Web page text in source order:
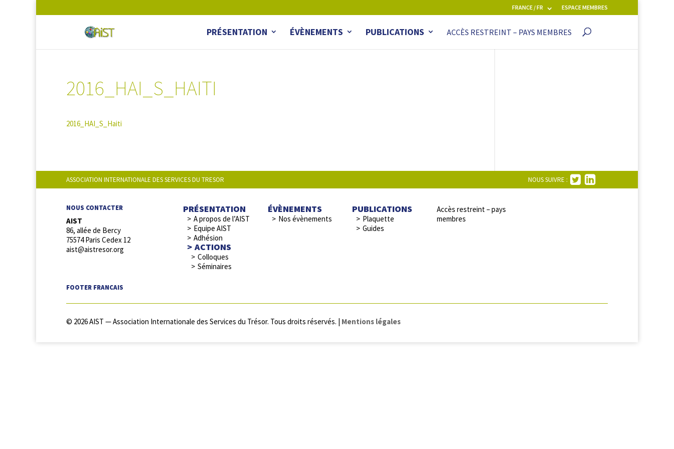
FRANCE / FR ESPACE MEMBRES
PRÉSENTATION ÉVÈNEMENTS PUBLICATIONS ACCÈS RESTREINT – PAYS MEMBRES
2016_HAI_S_HAITI
2016_HAI_S_Haiti
ASSOCIATION INTERNATIONALE DES SERVICES DU TRESOR NOUS SUIVRE :
NOUS CONTACTER
AIST
86, allée de Bercy
75574 Paris Cedex 12
aist@aistresor.org
FOOTER FRANCAIS
PRÉSENTATION
A propos de l’AIST
Equipe AIST
Adhésion
ACTIONS
Colloques
Séminaires
ÉVÈNEMENTS
Nos évènements
PUBLICATIONS
Plaquette
Guides
Accès restreint – pays
membres
© 2026 AIST — Association Internationale des Services du Trésor. Tous droits réservés. | Mentions légales